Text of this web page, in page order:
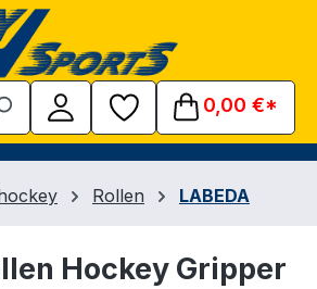
0,00 €*
Rollen LABEDA
Hockey Gripper